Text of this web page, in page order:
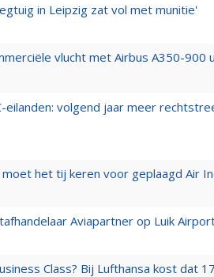
in Leipzig zat vol met munitie'
vlucht met Airbus A350-900
eilanden: volgend jaar meer
het tij keren voor geplaagd Air
Aviapartner op Luik
Class? Bij Lufthansa kost dat